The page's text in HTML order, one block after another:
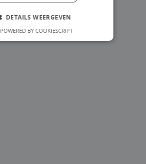
DETAILS WEERGEVEN
POWERED BY COOKIESCRIPT